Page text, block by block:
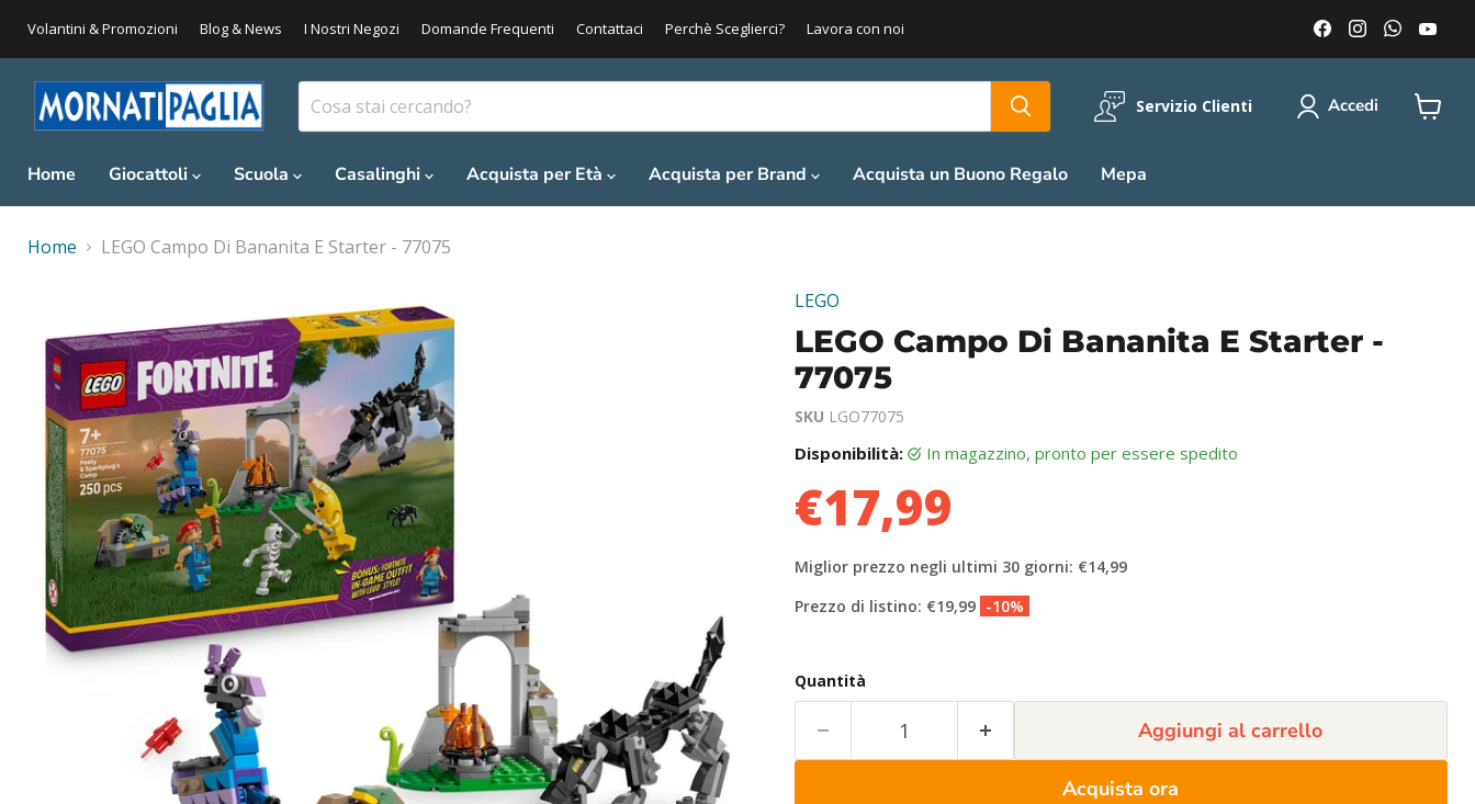
Volantini & Promozioni Blog & News I Nostri Negozi Domande Frequenti Contattaci Perchè Sceglierci? Lavora con noi
Trovaci
su
Facebook
Trovaci
su
Instagram
Trovaci
su
Servizio Clienti Accedi
Home Giocattoli Scuola Casalinghi Acquista per Età Acquista per Brand Acquista un Buono Regalo Mepa
Home LEGO Campo Di Bananita E Starter - 77075
LEGO
LEGO Campo Di Bananita E Starter -
77075
SKU LGO77075
Disponibilità: in magazzino, pronto per essere spedito
€17,99
Miglior prezzo negli ultimi 30 giorni: €14,99
Prezzo di listino: €19,99 -10%
Quantità
Aggiungi al carrello
Acquista ora